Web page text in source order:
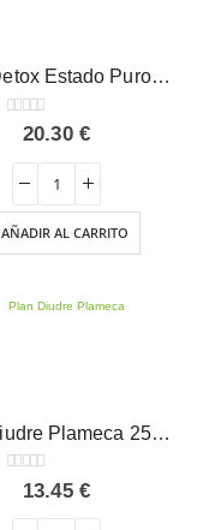
Fase Detox Estado Puro 250 ml
out of 5
20.30 €
AÑADIR AL CARRITO
Plan Diudre Plameca 250 ml
out of 5
13.45 €